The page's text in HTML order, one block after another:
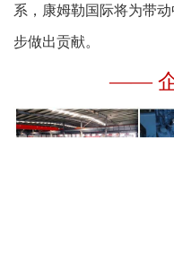
系，康姆勒国际将为带
步做出贡献。
——